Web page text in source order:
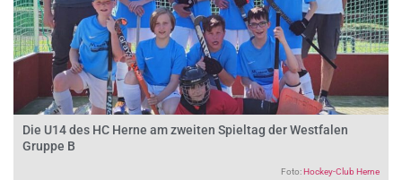
Die U14 des HC Herne am zweiten Spieltag der Westfalen
Gruppe B
Foto:Hockey-Club Herne